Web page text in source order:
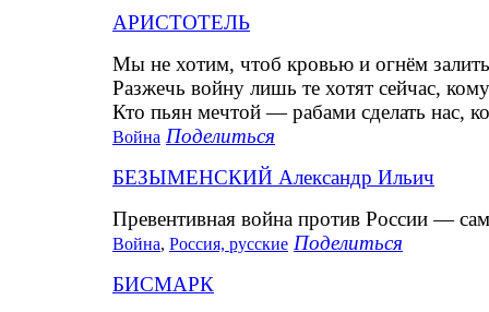
АРИСТОТЕЛЬ
Мы не хотим, чтоб кровью и огнём
Разжечь войну лишь те хотят сейчас,
Кто пьян мечтой — рабами сделать нас,
Война Поделиться
БЕЗЫМЕНСКИЙ Александр Ильич
Превентивная война против России —
Война, Россия, русские Поделиться
БИСМАРК